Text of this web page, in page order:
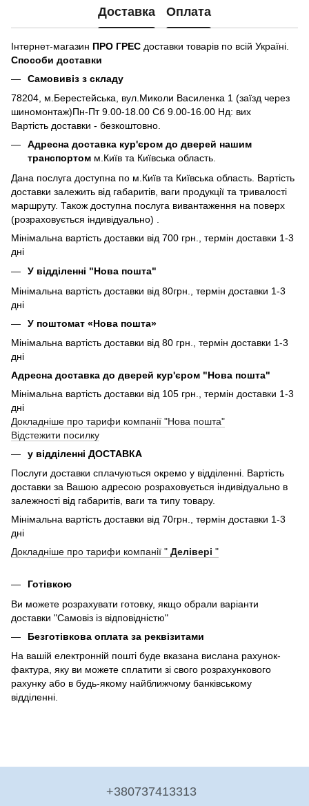
Доставка Оплата
Інтернет-магазин ПРО ГРЕС доставки товарів по всій Україні.
Способи доставки
Самовивіз з складу
78204, м.Берестейська, вул.Миколи Василенка 1 (заїзд через
шиномонтаж)Пн-Пт 9.00-18.00 Сб 9.00-16.00 Нд: вих
Вартість доставки - безкоштовно.
Адресна доставка кур'єром до дверей нашим
транспортом м.Київ та Київська область.
Дана послуга доступна по м.Київ та Київська область. Вартість
доставки залежить від габаритів, ваги продукції та тривалості
маршруту. Також доступна послуга вивантаження на поверх
(розраховується індивідуально) .
Мінімальна вартість доставки від 700 грн., термін доставки 1-3
дні
У відділенні "Нова пошта"
Мінімальна вартість доставки від 80грн., термін доставки 1-3
дні
У поштомат «Нова пошта»
Мінімальна вартість доставки від 80 грн., термін доставки 1-3
дні
Адресна доставка до дверей кур'єром "Нова пошта"
Мінімальна вартість доставки від 105 грн., термін доставки 1-3
дні
Докладніше про тарифи компанії "Нова пошта"
Відстежити посилку
у відділенні ДОСТАВКА
Послуги доставки сплачуються окремо у відділенні. Вартість
доставки за Вашою адресою розраховується індивідуально в
залежності від габаритів, ваги та типу товару.
Мінімальна вартість доставки від 70грн., термін доставки 1-3
дні
Докладніше про тарифи компанії " Делівері "
Готівкою
Ви можете розрахувати готовку, якщо обрали варіанти
доставки "Самовіз із відповідністю"
Безготівкова оплата за реквізитами
На вашій електронній пошті буде вказана вислана рахунок-
фактура, яку ви можете сплатити зі свого розрахункового
рахунку або в будь-якому найближчому банківському
відділенні.
+380737413313